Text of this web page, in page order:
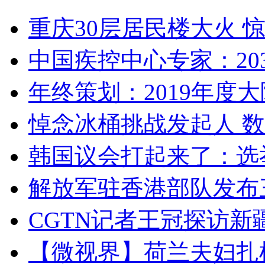
重庆30层居民楼大火
中国疾控中心专家：
年终策划：2019年度
悼念冰桶挑战发起人
韩国议会打起来了：
解放军驻香港部队发
CGTN记者王冠探访新
【微视界】荷兰夫妇